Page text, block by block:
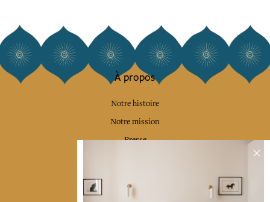
À propos
Notre histoire
Notre mission
Presse
Collections